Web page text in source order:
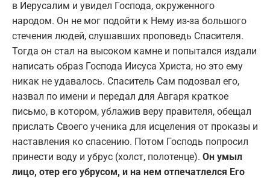
в Иерусалим и увидел Господа, окруженного
народом. Он не мог подойти к Нему из-за большого
стечения людей, слушавших проповедь Спасителя.
Тогда он стал на высоком камне и попытался издали
написать образ Господа Иисуса Христа, но это ему
никак не удавалось. Спаситель Сам подозвал его,
назвал по имени и передал для Авгаря краткое
письмо, в котором, ублажив веру правителя, обещал
прислать Своего ученика для исцеления от проказы и
наставления ко спасению. Потом Господь попросил
принести воду и убрус (холст, полотенце). Он умыл
лицо, отер его убрусом, и на нем отпечатлелся Его